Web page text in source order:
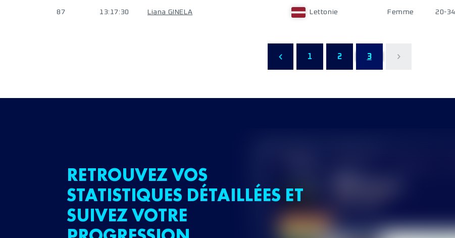
87 13:17:30 Liana GINELA Lettonie Femme 20-34
1 2 3
RETROUVEZ VOS
STATISTIQUES DÉTAILLÉES ET
SUIVEZ VOTRE